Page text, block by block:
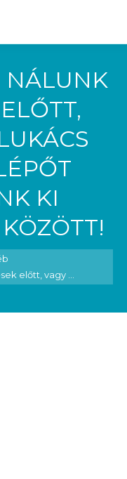
NÁLUNK
KI
előtt, vagy ...